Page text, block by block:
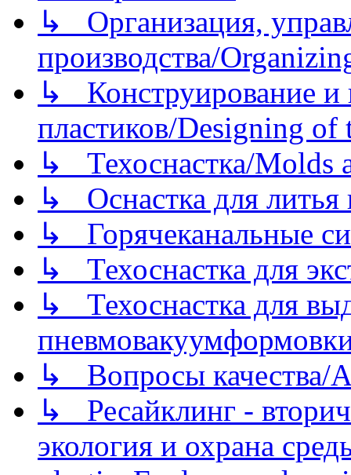
↳ Организация,
производства/
↳ Конструирование и
пластиков/Designing of
↳ Техоснастка/Molds
↳ Оснастка для литья
↳ Горячеканальные
↳ Техоснастка для
↳ Техоснастка для
↳ Вопросы качества/
↳ Ресайклинг -
экология и охрана